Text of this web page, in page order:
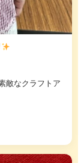
敵なクラフトア